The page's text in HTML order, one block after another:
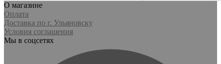
О магазине
Оплата
Доставка по г. Ульяновску
Условия соглашения
Мы в соцсетях